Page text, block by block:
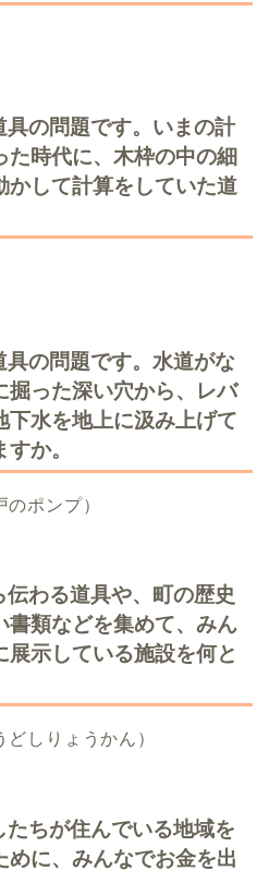
の問題です。いまの計
た時代に、木枠の中の細
かして計算をしていた道
の問題です。水道がな
掘った深い穴から、レバ
下水を地上に汲み上げて
か。
ポンプ）
わる道具や、町の歴史
書類などを集めて、みん
示している施設を何と
しりょうかん）
ちが住んでいる地域を
めに、みんなでお金を出